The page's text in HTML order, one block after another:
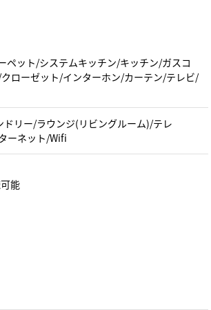
ット/システムキッチン/キッチン/ガスコ
ローゼット/インターホン/カーテン/テレビ/
リー/ラウンジ(リビングルーム)/テレ
ーネット/Wifi
能